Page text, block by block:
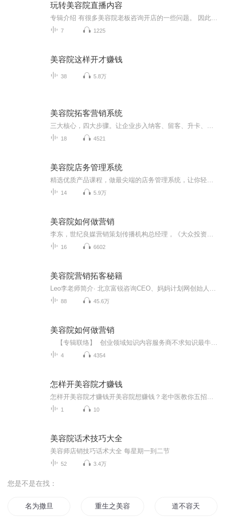
玩转美容院直播内容
7 1225
美容院这样开才赚钱
38 5.8万
美容院拓客营销系统
18 4521
美容院店务管理系统
14 5.9万
美容院如何做营销
16 6602
美容院营销拓客秘籍
88 45.6万
美容院如何做营销
4 4354
怎样开美容院才赚钱
1 10
美容院话术技巧大全
美容师店销技巧话术大全 每星期一到二节
52 3.4万
您是不是在找：
名为撒旦 重生之美容系统 道不容天